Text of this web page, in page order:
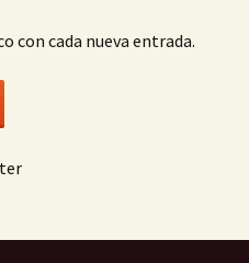
con cada nueva entrada.